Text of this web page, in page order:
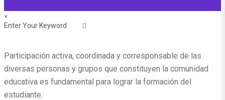
×
Participación activa, coordinada y corresponsable de las
diversas personas y grupos que constituyen la comunidad
educativa es fundamental para lograr la formación del
estudiante.